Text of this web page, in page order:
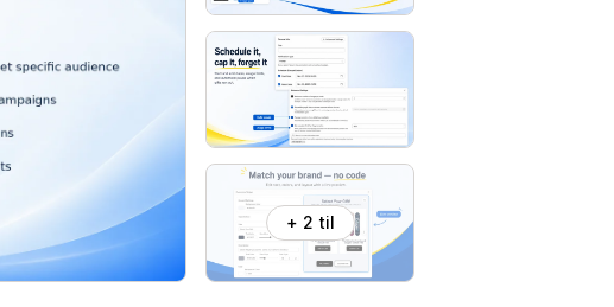
+ 2 til